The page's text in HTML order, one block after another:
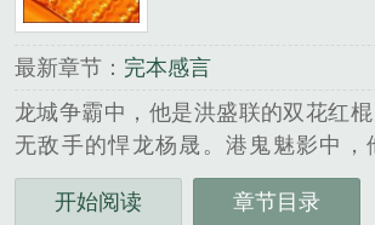
最新章节： 完本感言
龙城争霸中，他是洪盛联的双花红
无敌手的悍龙杨晟。港鬼魅影中，
人，周旋在金霄大厦的鬼怪妖异之中
他是镇武堂大都督，权倾朝野，心
开始阅读 章节目录